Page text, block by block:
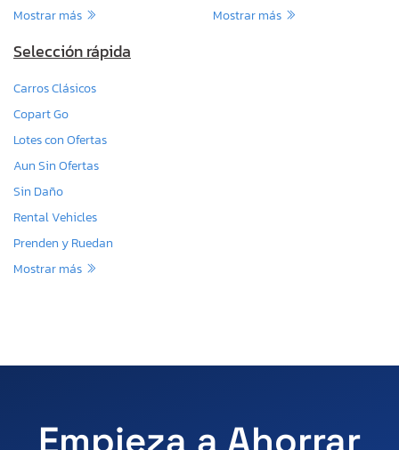
Mostrar más
Mostrar más
Selección rápida
Carros Clásicos
Copart Go
Lotes con Ofertas
Aun Sin Ofertas
Sin Daño
Rental Vehicles
Prenden y Ruedan
Mostrar más
Empieza a Ahorrar